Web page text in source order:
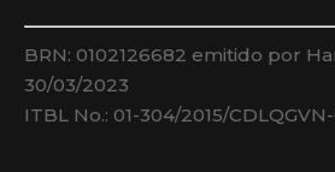
BRN: 0102126682 emitido por
30/03/2023
ITBL No.: 01-304/2015/